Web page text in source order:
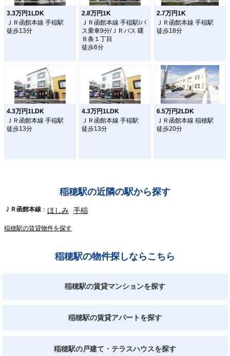
3.3万円1LDK
ＪＲ函館本線 手稲駅
徒歩13分
2.8万円1K
ＪＲ函館本線 手稲駅/バ
ス乗車9分/ＪＲバス 曙
８条１丁目
徒歩6分
2.7万円1K
ＪＲ函館本線 手稲駅
徒歩18分
4.3万円1LDK
ＪＲ函館本線 手稲駅
徒歩13分
4.3万円1LDK
ＪＲ函館本線 手稲駅
徒歩13分
6.5万円2LDK
ＪＲ函館本線 稲穂駅
徒歩20分
稲穂駅の近隣の駅から探す
ＪＲ函館本線 ほしみ 手稲
稲穂駅の賃貸物件を探す
稲穂駅の物件探しならこちら
稲穂駅の賃貸マンションを探す
稲穂駅の賃貸アパートを探す
稲穂駅の戸建て・テラスハウスを探す